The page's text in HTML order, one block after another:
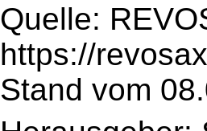
Quelle:
https://
Stand vom